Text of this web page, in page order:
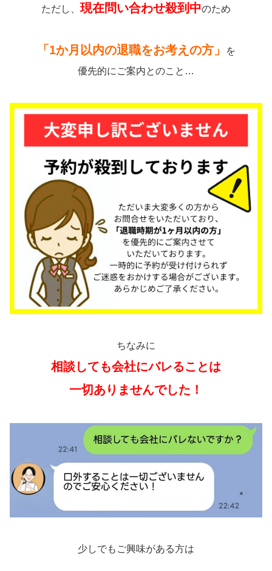
ただし、現在問い合わせ殺到中のため
「1か月以内の退職をお考えの方」
を
優先的にご案内とのこと…
ちなみに
相談しても会社にバレることは
一切ありませんでした！
少しでもご興味がある方は